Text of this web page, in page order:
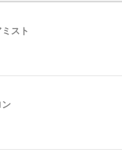
スト
ン